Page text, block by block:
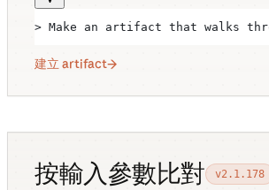
> Make an artifact that walks
建立 artifact
按輸入參數比對 v2.1.178